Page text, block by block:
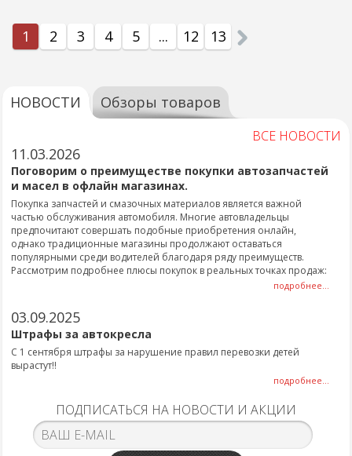
1 2 3 4 5 ... 12 13
НОВОСТИ Обзоры товаров
ВСЕ НОВОСТИ
11.03.2026
Поговорим о преимуществе покупки автозапчастей
и масел в офлайн магазинах.
Покупка запчастей и смазочных материалов является важной
частью обслуживания автомобиля. Многие автовладельцы
предпочитают совершать подобные приобретения онлайн,
однако традиционные магазины продолжают оставаться
популярными среди водителей благодаря ряду преимуществ.
Рассмотрим подробнее плюсы покупок в реальных точках продаж:
подробнее...
03.09.2025
Штрафы за автокресла
С 1 сентября штрафы за нарушение правил перевозки детей
вырастут!!
подробнее...
ПОДПИСАТЬСЯ НА НОВОСТИ И АКЦИИ